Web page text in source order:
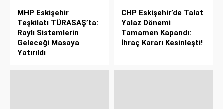
MHP Eskişehir
Teşkilatı TÜRASAŞ’ta:
Raylı Sistemlerin
Geleceği Masaya
Yatırıldı
CHP Eskişehir’de Talat
Yalaz Dönemi
Tamamen Kapandı:
İhraç Kararı Kesinleşti!